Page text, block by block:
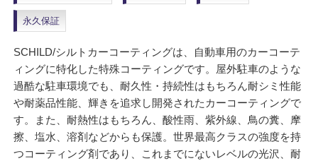
永久保証
SCHILD/シルトカーコーティングは、自動車用のカーコーテ
ィングに特化した特殊コーティングです。屋外駐車のような
過酷な駐車環境でも、耐久性・持続性はもちろん耐シミ性能
や耐薬品性能、輝きを追求し開発されたカーコーティングで
す。また、耐熱性はもちろん、酸性雨、紫外線、鳥の糞、摩
擦、塩水、溶剤などからも保護。世界最高クラスの強度を持
つコーティング剤であり、これまでにないレベルの光沢、耐